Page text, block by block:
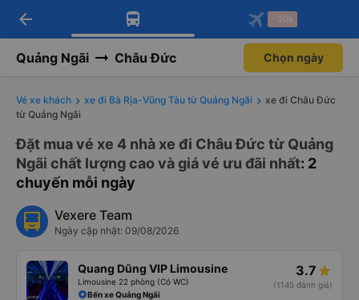
Tải app Vexere ngay!
Nhận ưu đãi thành viên độc
Mở app
Tải app Vexere
-30k/ghế khi đặt vé máy bay qua
Mở app
arrow_back -30k
Quảng Ngãi Châu Đức Chọn ngày
Vé xe khách xe đi Bà Rịa-Vũng Tàu từ Quảng Ngãi
xe đi Châu Đức
từ Quảng Ngãi
Đặt mua vé xe 4 nhà xe đi Châu Đức từ Quảng
Ngãi chất lượng cao và giá vé ưu đãi nhất: 2
chuyến mỗi ngày
Vexere Team
Ngày cập nhật: 09/08/2026
Quang Dũng VIP Limousine
Limousine 22 phòng (Có WC)
3.7
(1145 đánh giá)
Bến xe Quảng Ngãi